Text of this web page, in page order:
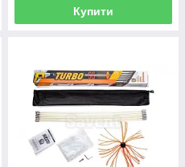
Купити